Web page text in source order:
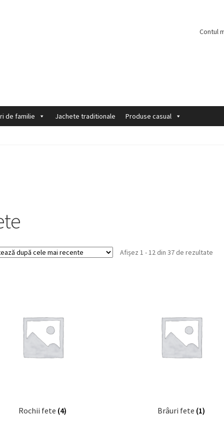
Contul
de familie Jachete traditionale Produse casual
Afișez 1 - 12 din 37 de rezultate
Rochii fete (4) Brâuri fete (1)